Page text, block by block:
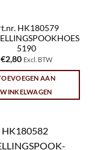
HK180579
5190
€2,80 Excl. BTW
AAN
WINKELWAGEN